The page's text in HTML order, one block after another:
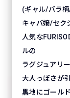
(ギャル/バラ
キャバ嬢/セク
人気な
ルの
ラグジュアリ
大人っぽさが
黒地にゴール